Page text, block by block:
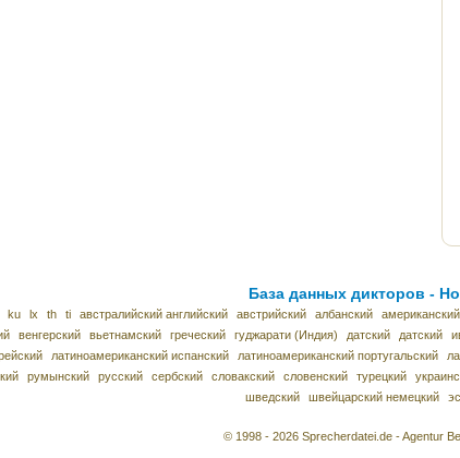
База данных дикторов -
ku lx th ti австралийский английский австрийский албанский
венгерский вьетнамский греческий гуджарати (Индия) датский датский
латиноамериканский испанский латиноамериканский португальский
румынский русский сербский словакский словенский турецкий
шведский
швейцарский немецкий
© 1998 - 2026 Sprecherdatei.de - Agentur